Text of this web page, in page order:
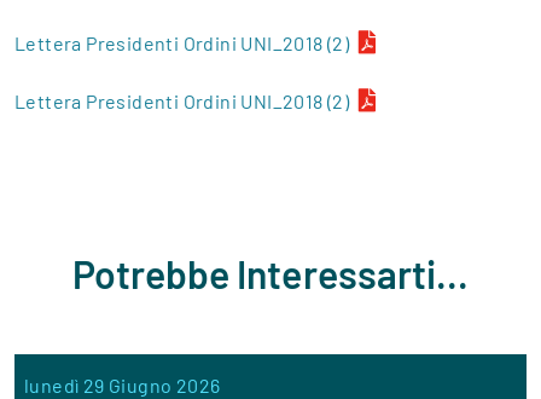
Lettera Presidenti Ordini UNI_2018 (2)
Lettera Presidenti Ordini UNI_2018 (2)
Potrebbe Interessarti...
lunedì 29 Giugno 2026